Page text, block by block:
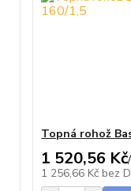
Topná rohož
1 520,56 Kč/
1 256,66 Kč bez